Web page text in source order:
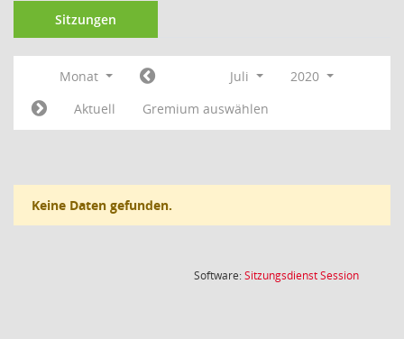
Sitzungen
Monat Juli
2020
Aktuell
Gremium auswählen
Keine Daten gefunden.
Software:SitzungsdienstSession(Wird in